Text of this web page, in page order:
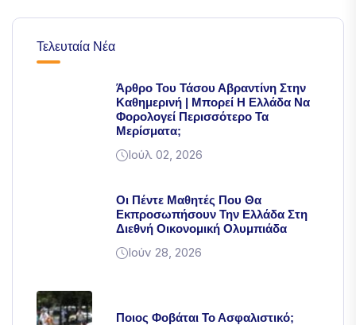
Τελευταία Νέα
Άρθρο Του Τάσου Αβραντίνη Στην
Καθημερινή | Μπορεί Η Ελλάδα Να
Φορολογεί Περισσότερο Τα
Μερίσματα;
Ιούλ 02, 2026
Οι Πέντε Μαθητές Που Θα
Εκπροσωπήσουν Την Ελλάδα Στη
Διεθνή Οικονομική Ολυμπιάδα
Ιούν 28, 2026
Ποιος Φοβάται Το Ασφαλιστικό;